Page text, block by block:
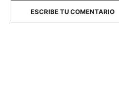
ESCRIBE TU COMENTARIO